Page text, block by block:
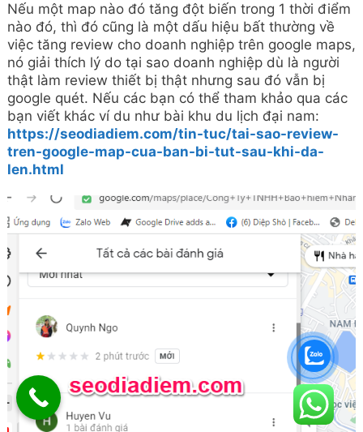
Nếu một map nào đó tăng đột biến trong 1 thời điểm
nào đó, thì đó cũng là một dấu hiệu bất thường về
việc tăng review cho doanh nghiệp trên google maps,
nó giải thích lý do tại sao doanh nghiệp dù là người
thật làm review thiết bị thật nhưng sau đó vẫn bị
google quét. Nếu các bạn có thể tham khảo qua các
bạn viết khác ví du như bài khu du lịch đại nam:
https://seodiadiem.com/tin-tuc/tai-sao-review-
tren-google-map-cua-ban-bi-tut-sau-khi-da-
len.html